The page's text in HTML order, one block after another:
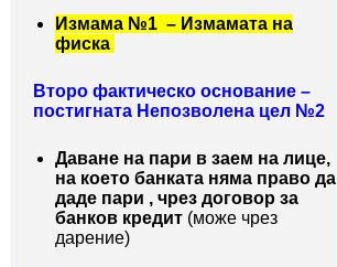
Измама №1 – Измамата на
фиска
Второ фактическо основание –
постигната Непозволена цел №2
Даване на пари в заем на лице,
на което банката няма право да
даде пари , чрез договор за
банков кредит (може чрез
дарение)